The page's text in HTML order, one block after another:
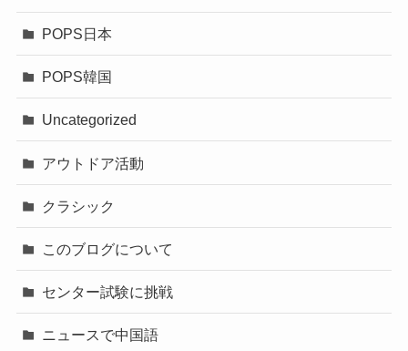
POPS日本
POPS韓国
Uncategorized
アウトドア活動
クラシック
このブログについて
センター試験に挑戦
ニュースで中国語